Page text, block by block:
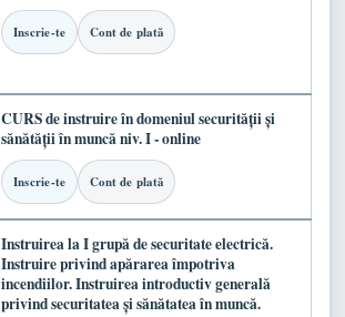
Inscrie-te Cont de plată
CURS de instruire în domeniul securității și
sănătății în muncă niv. I - online
Inscrie-te Cont de plată
Instruirea la I grupă de securitate electrică.
Instruire privind apărarea împotriva
incendiilor. Instruirea introductiv generală
privind securitatea și sănătatea în muncă.